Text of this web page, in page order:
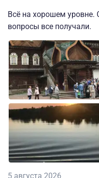
Всё на хорошем
вопросы все получали.
5 августа 2026